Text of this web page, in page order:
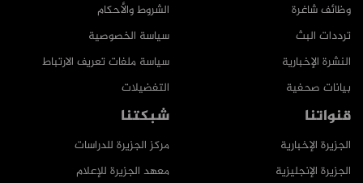
الشروط والأحكام
سياسة الخصوصية
سياسة ملفات تعريف الارتباط
التفضيلات
وظائف شاغرة
ترددات البث
النشرة الإخبارية
بيانات صحفية
شبكتنا
مركز الجزيرة للدراسات
معهد الجزيرة للإعلام
قنواتنا
الجزيرة الإخبارية
الجزيرة الإنجليزية